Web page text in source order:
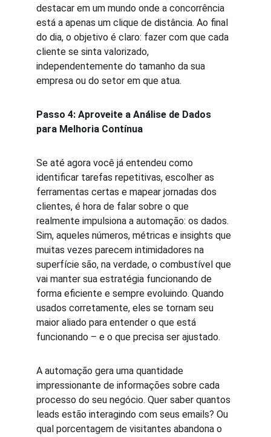
destacar em um mundo onde a concorrência
está a apenas um clique de distância. Ao final
do dia, o objetivo é claro: fazer com que cada
cliente se sinta valorizado,
independentemente do tamanho da sua
empresa ou do setor em que atua.
Passo 4: Aproveite a Análise de Dados
para Melhoria Contínua
Se até agora você já entendeu como
identificar tarefas repetitivas, escolher as
ferramentas certas e mapear jornadas dos
clientes, é hora de falar sobre o que
realmente impulsiona a automação: os dados.
Sim, aqueles números, métricas e insights que
muitas vezes parecem intimidadores na
superfície são, na verdade, o combustível que
vai manter sua estratégia funcionando de
forma eficiente e sempre evoluindo. Quando
usados corretamente, eles se tornam seu
maior aliado para entender o que está
funcionando – e o que precisa ser ajustado.
A automação gera uma quantidade
impressionante de informações sobre cada
processo do seu negócio. Quer saber quantos
leads estão interagindo com seus emails? Ou
qual porcentagem de visitantes abandona o